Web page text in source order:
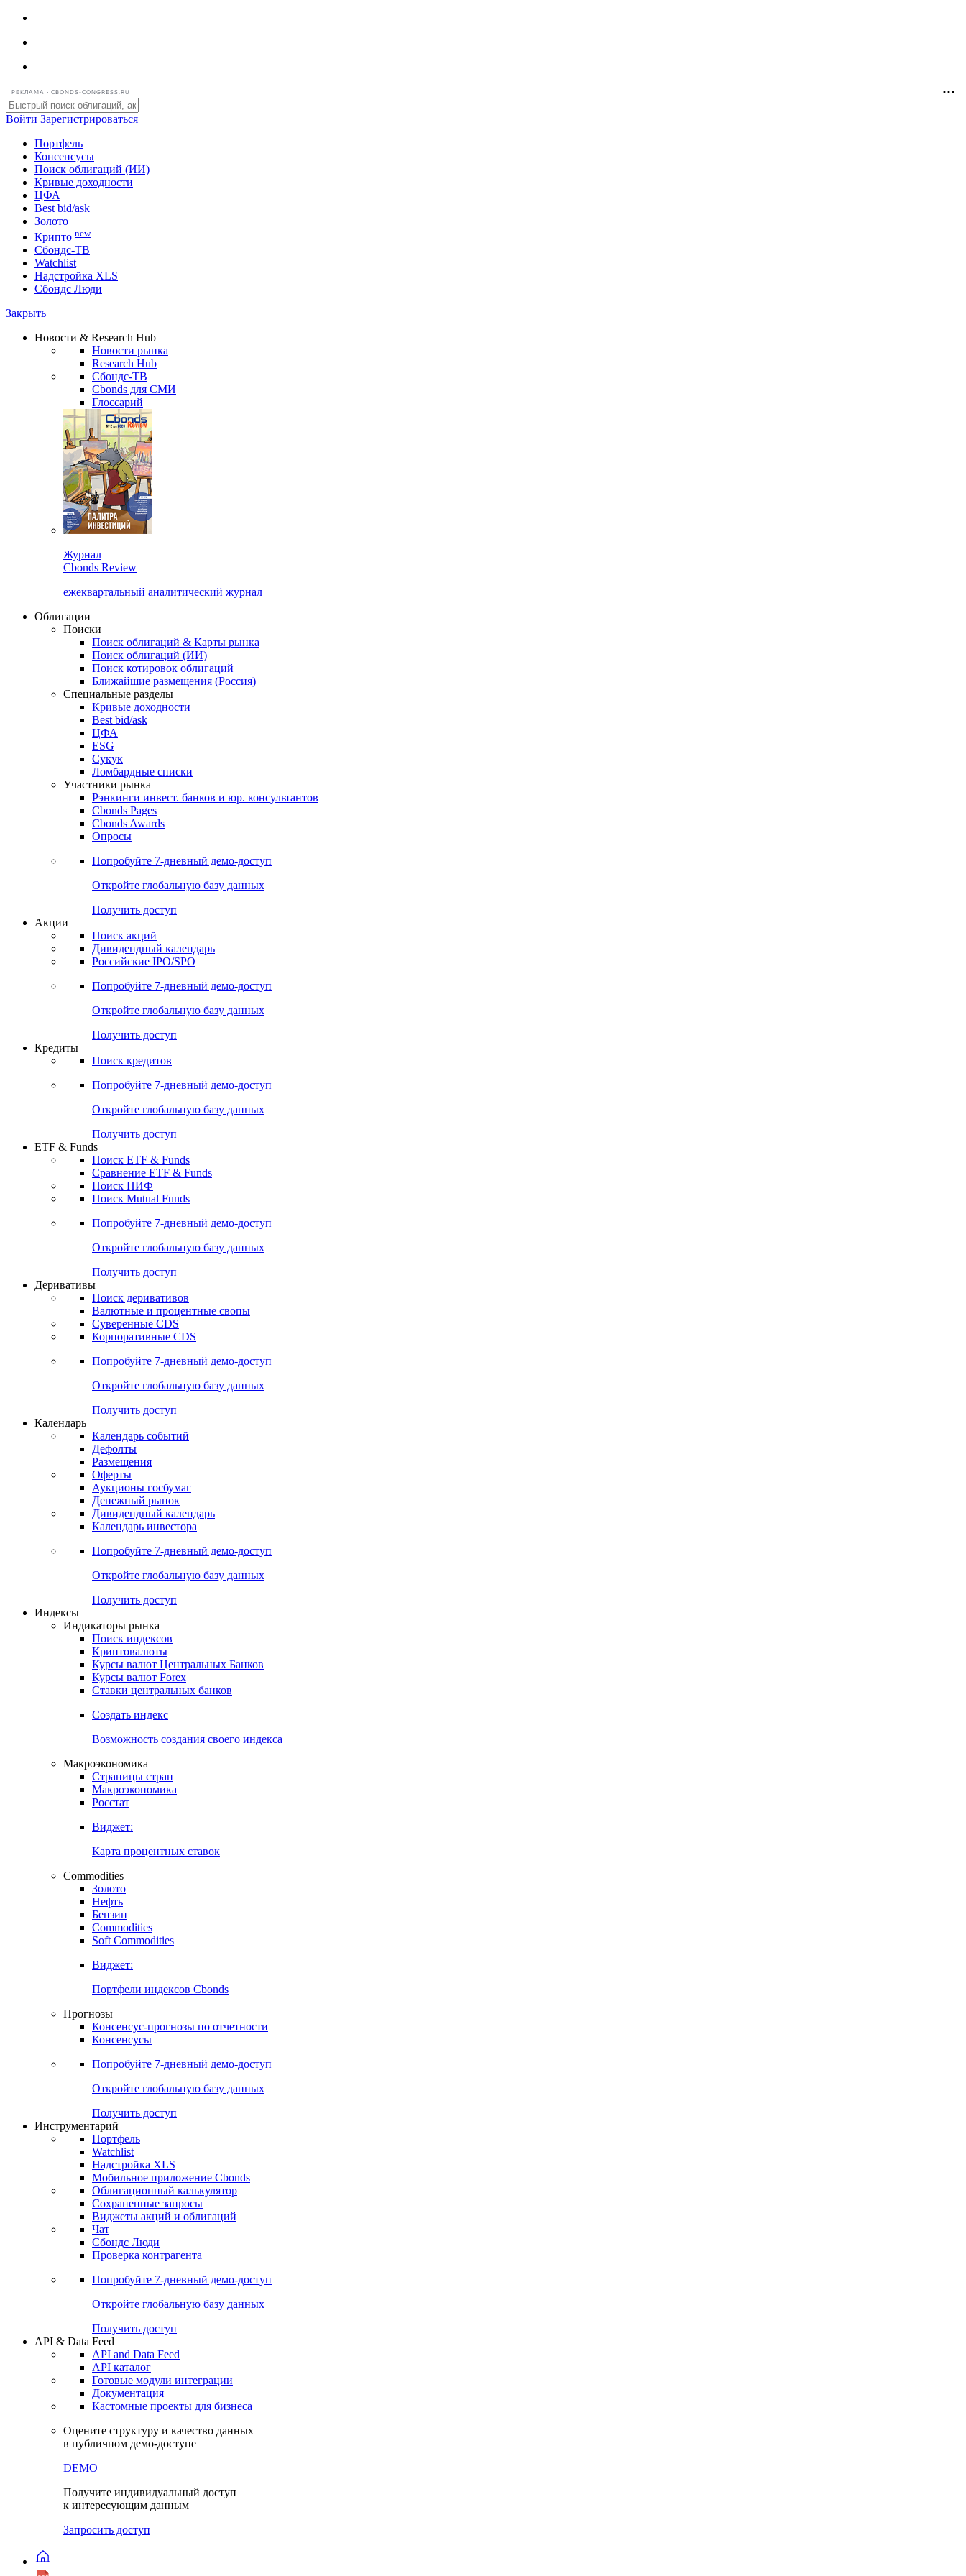
РЕКЛАМА • CBONDS-CONGRESS.RU
Войти Зарегистрироваться
Портфель
Консенсусы
Поиск облигаций (ИИ)
Кривые доходности
ЦФА
Best bid/ask
Золото
Криптоnew
Сбондс-ТВ
Надстройка XLS
Сбондс Люди
Новости & Research Hub
Новости рынка
Research Hub
Сбондс-ТВ
Cbonds для СМИ
Глоссарий
Журнал
Cbonds Review
ежеквартальный аналитический журнал
Облигации
Поиски
Поиск облигаций & Карты рынка
Поиск облигаций (ИИ)
Поиск котировок облигаций
Ближайшие размещения (Россия)
Специальные разделы
Кривые доходности
Best bid/ask
ЦФА
ESG
Сукук
Ломбардные списки
Участники рынка
Рэнкинги инвест. банков и юр. консультантов
Cbonds Pages
Cbonds Awards
Опросы
Попробуйте7-дневный
Откройте глобальную базу данных
Получить доступ
Акции
Поиск акций
Дивидендный календарь
Российские IPO/SPO
Попробуйте7-дневный
Откройте глобальную базу данных
Получить доступ
Кредиты
Поиск кредитов
Попробуйте7-дневный
Откройте глобальную базу данных
Получить доступ
ETF & Funds
Поиск ETF & Funds
Сравнение ETF & Funds
Поиск ПИФ
Поиск Mutual Funds
Попробуйте7-дневный
Откройте глобальную базу данных
Получить доступ
Деривативы
Поиск деривативов
Валютные и процентные свопы
Суверенные CDS
Корпоративные CDS
Попробуйте7-дневный
Откройте глобальную базу данных
Получить доступ
Календарь
Календарь событий
Дефолты
Размещения
Оферты
Аукционы госбумаг
Денежный рынок
Дивидендный календарь
Календарь инвестора
Попробуйте7-дневный
Получить доступ
Индикаторы рынка
Поиск индексов
Криптовалюты
Курсы валют Центральных Банков
Курсы валют Forex
Ставки центральных банков
Создать индекс
Возможность создания своего индекса
Макроэкономика
Страницы стран
Макроэкономика
Росстат
Виджет:
Карта процентных ставок
Commodities
Золото
Нефть
Бензин
Commodities
Soft Commodities
Виджет:
Портфели индексов Cbonds
Прогнозы
Консенсус-прогнозы по отчетности
Консенсусы
Попробуйте7-дневный
Откройте глобальную базу данных
Получить доступ
Инструментарий
Портфель
Watchlist
Надстройка XLS
Мобильное приложение Cbonds
Облигационный калькулятор
Сохраненные запросы
Виджеты акций и облигаций
Чат
Сбондс Люди
Проверка контрагента
Попробуйте7-дневный
Откройте глобальную базу данных
Получить доступ
API & Data Feed
API and Data Feed
API каталог
Документация
Кастомные проекты для бизнеса
Оцените структуру и качество данных
в публичном демо-доступе
DEMO
Получите индивидуальный доступ